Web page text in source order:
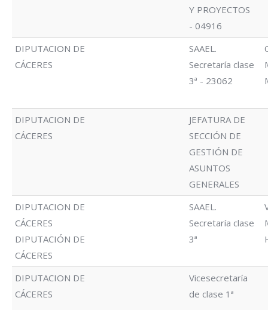
Y PROYECTOS
- 04916
DIPUTACION DE
CÁCERES
SAAEL.
Secretaría clase
3ª - 23062
DIPUTACION DE
CÁCERES
JEFATURA DE
SECCIÓN DE
GESTIÓN DE
ASUNTOS
GENERALES
DIPUTACION DE
CÁCERES
DIPUTACIÓN DE
CÁCERES
SAAEL.
Secretaría clase
3ª
DIPUTACION DE
CÁCERES
Vicesecretaría
de clase 1ª